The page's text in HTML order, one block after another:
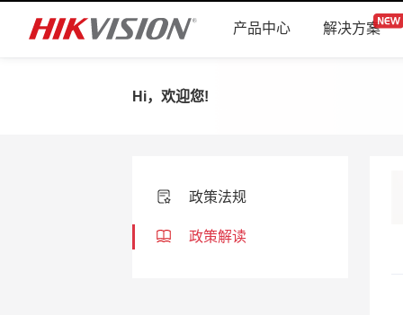
产品中心 解决方案
Hi，欢迎您!
政策法规
政策解读